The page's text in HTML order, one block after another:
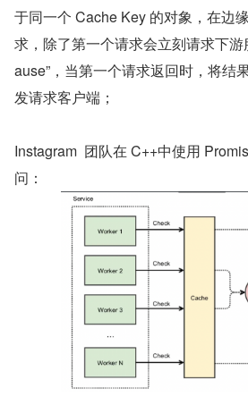
于同一个 Cache Key 的对象，在边
求，除了第一个请求会立刻请求下
ause”，当第一个请求返回时，将结
发请求客户端；
Instagram  团队在 C++中使用
问：